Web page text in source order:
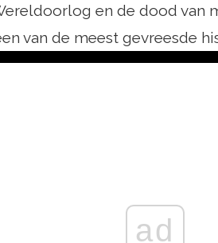
en de dood van
van de meest gevreesde
ad